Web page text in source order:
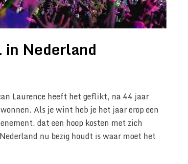
Nederland
Laurence heeft het geflikt, na 44 jaar
Als je wint heb je het jaar erop een
dat een hoop kosten met zich
nu bezig houdt is waar moet het